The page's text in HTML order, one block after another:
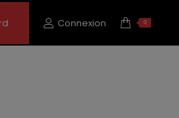
Connexion 0